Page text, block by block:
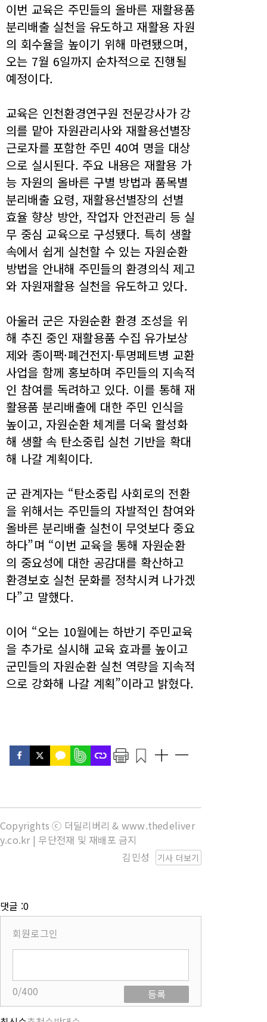
이번 교육은 주민들의 올바른 재활용품
분리배출 실천을 유도하고 재활용 자원
의 회수율을 높이기 위해 마련됐으며,
오는 7월 6일까지 순차적으로 진행될
예정이다.
교육은 인천환경연구원 전문강사가 강
의를 맡아 자원관리사와 재활용선별장
근로자를 포함한 주민 40여 명을 대상
으로 실시된다. 주요 내용은 재활용 가
능 자원의 올바른 구별 방법과 품목별
분리배출 요령, 재활용선별장의 선별
효율 향상 방안, 작업자 안전관리 등 실
무 중심 교육으로 구성됐다. 특히 생활
속에서 쉽게 실천할 수 있는 자원순환
방법을 안내해 주민들의 환경의식 제고
와 자원재활용 실천을 유도하고 있다.
아울러 군은 자원순환 환경 조성을 위
해 추진 중인 재활용품 수집 유가보상
제와 종이팩·폐건전지·투명페트병 교환
사업을 함께 홍보하며 주민들의 지속적
인 참여를 독려하고 있다. 이를 통해 재
활용품 분리배출에 대한 주민 인식을
높이고, 자원순환 체계를 더욱 활성화
해 생활 속 탄소중립 실천 기반을 확대
해 나갈 계획이다.
군 관계자는 “탄소중립 사회로의 전환
을 위해서는 주민들의 자발적인 참여와
올바른 분리배출 실천이 무엇보다 중요
하다”며 “이번 교육을 통해 자원순환
의 중요성에 대한 공감대를 확산하고
환경보호 실천 문화를 정착시켜 나가겠
다”고 말했다.
이어 “오는 10월에는 하반기 주민교육
을 추가로 실시해 교육 효과를 높이고
군민들의 자원순환 실천 역량을 지속적
으로 강화해 나갈 계획”이라고 밝혔다.
Copyrights ⓒ 더딜리버리 & www.thedeliver
y.co.kr | 무단전재 및 재배포 금지
기사 더보기
김민성
댓글 :0
회원로그인
0/400
등록